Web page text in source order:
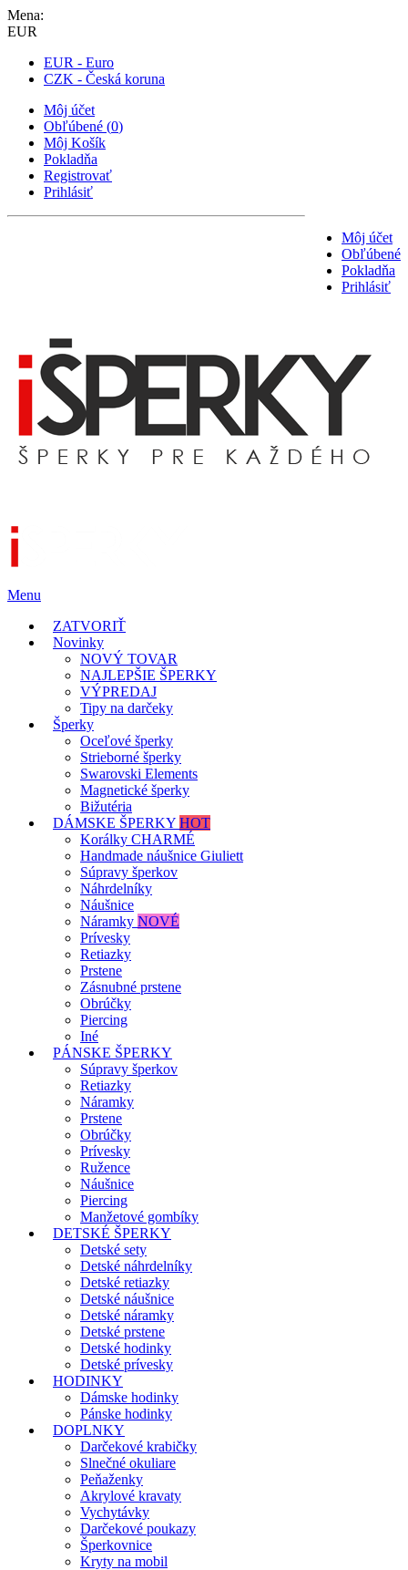
Mena:
EUR
EUR - Euro
CZK - Česká koruna
Môj účet
Obľúbené (0)
Môj Košík
Pokladňa
Registrovať
Prihlásiť
Môj účet
Obľúbené
Pokladňa
Prihlásiť
Menu
ZATVORIŤ
Novinky
NOVÝ TOVAR
NAJLEPŠIE ŠPERKY
VÝPREDAJ
Tipy na darčeky
Šperky
Oceľové šperky
Strieborné šperky
Swarovski Elements
Magnetické šperky
Bižutéria
DÁMSKE ŠPERKY HOT
Korálky CHARMÉ
Handmade náušnice Giuliett
Súpravy šperkov
Náhrdelníky
Náušnice
Náramky NOVÉ
Prívesky
Retiazky
Prstene
Zásnubné prstene
Obrúčky
Piercing
Iné
PÁNSKE ŠPERKY
Súpravy šperkov
Retiazky
Náramky
Prstene
Obrúčky
Prívesky
Ružence
Náušnice
Piercing
Manžetové gombíky
DETSKÉ ŠPERKY
Detské sety
Detské náhrdelníky
Detské retiazky
Detské náušnice
Detské náramky
Detské prstene
Detské hodinky
Detské prívesky
HODINKY
Dámske hodinky
Pánske hodinky
DOPLNKY
Darčekové krabičky
Slnečné okuliare
Peňaženky
Akrylové kravaty
Vychytávky
Darčekové poukazy
Šperkovnice
Kryty na mobil